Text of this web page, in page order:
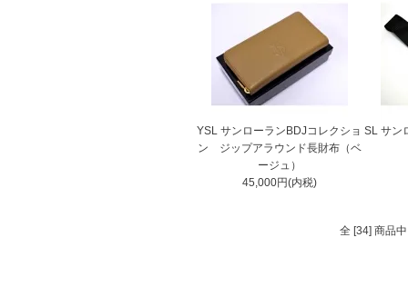
YSL サンローランBDJコレクショ
ン ジップアラウンド長財布（ベ
ージュ）
45,000円(内税)
SL サン
全 [34] 商品